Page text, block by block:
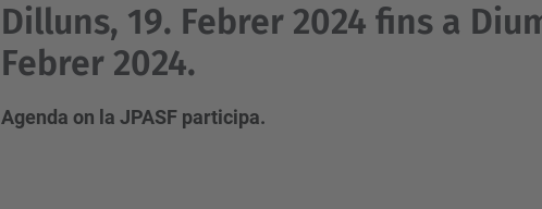
Dilluns, 19. Febrer 2024 fins a
Febrer 2024.
Agenda on la JPASF participa.